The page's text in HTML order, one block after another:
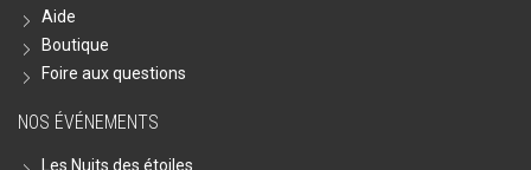
Aide
Boutique
Foire aux questions
NOS ÉVÉNEMENTS
Les Nuits des étoiles